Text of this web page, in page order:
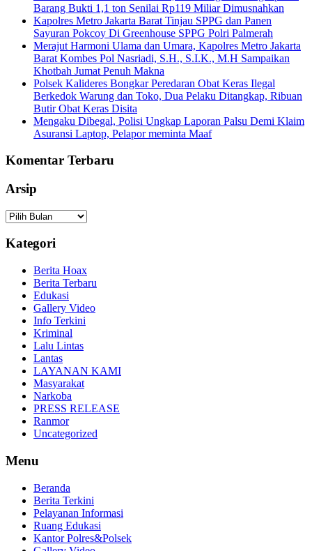
Barang Bukti 1,1 ton Senilai Rp119 Miliar Dimusnahkan
Kapolres Metro Jakarta Barat Tinjau SPPG dan Panen
Sayuran Pokcoy Di Greenhouse SPPG Polri Palmerah
Merajut Harmoni Ulama dan Umara, Kapolres Metro Jakarta
Barat Kombes Pol Nasriadi, S.H., S.I.K., M.H Sampaikan
Khotbah Jumat Penuh Makna
Polsek Kalideres Bongkar Peredaran Obat Keras Ilegal
Berkedok Warung dan Toko, Dua Pelaku Ditangkap, Ribuan
Butir Obat Keras Disita
Mengaku Dibegal, Polisi Ungkap Laporan Palsu Demi Klaim
Asuransi Laptop, Pelapor meminta Maaf
Komentar Terbaru
Arsip
Arsip
Kategori
Berita Hoax
Berita Terbaru
Edukasi
Gallery Video
Info Terkini
Kriminal
Lalu Lintas
Lantas
LAYANAN KAMI
Masyarakat
Narkoba
PRESS RELEASE
Ranmor
Uncategorized
Menu
Beranda
Berita Terkini
Pelayanan Informasi
Ruang Edukasi
Kantor Polres&Polsek